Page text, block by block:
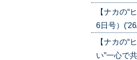
【ナカの
6日号）
【ナカの
い”一心で